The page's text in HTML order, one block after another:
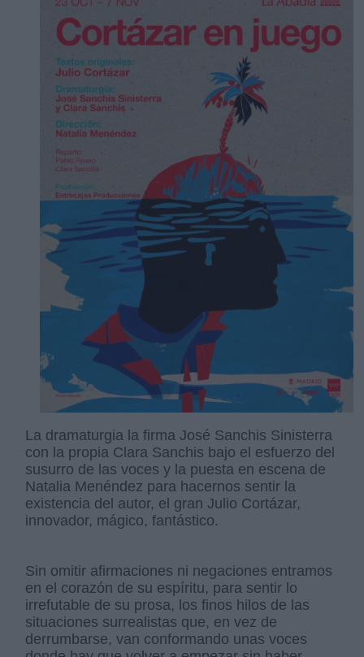
La dramaturgia la firma José Sanchis Sinisterra
con la propia Clara Sanchis bajo el esfuerzo del
susurro de las voces y la puesta en escena de
Natalia Menéndez para hacernos sentir la
existencia del autor, el gran Julio Cortázar,
innovador, mágico, fantástico.
Sin omitir afirmaciones ni negaciones entramos
en el corazón de su espíritu, para sentir lo
irrefutable de su prosa, los finos hilos de las
situaciones surrealistas que, en vez de
derrumbarse, van conformando unas voces